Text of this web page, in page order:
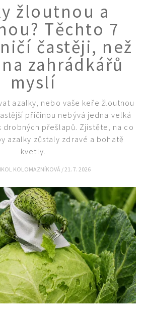
žloutnou a
Těchto 7
častěji, než
zahrádkářů
myslí
azalky, nebo vaše keře žloutnou
příčinou nebývá jedna velká
drobných přešlapů. Zjistěte, na co
azalky zůstaly zdravé a bohatě
kvetly.
KOLOMAZNÍKOVÁ /21. 7. 2026